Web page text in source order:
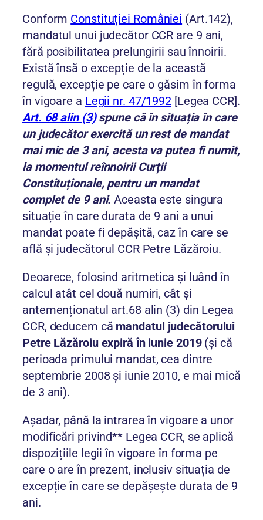
Conform Constituției României (Art.142),
mandatul unui judecător CCR are 9 ani,
fără posibilitatea prelungirii sau înnoirii.
Există însă o excepție de la această
regulă, excepție pe care o găsim în forma
în vigoare a Legii nr. 47/1992 [Legea CCR].
Art. 68 alin (3) spune că în situația în care
un judecător exercită un rest de mandat
mai mic de 3 ani, acesta va putea fi numit,
la momentul reînnoirii Curții
Constituționale, pentru un mandat
complet de 9 ani.Aceasta este singura
situație în care durata de 9 ani a unui
mandat poate fi depășită, caz în care se
află și judecătorul CCR Petre Lăzăroiu.
Deoarece, folosind aritmetica și luând în
calcul atât cel două numiri, cât și
antemenționatul art.68 alin (3) din Legea
CCR, deducem că mandatul judecătorului
Petre Lăzăroiu expiră în iunie 2019(și că
perioada primului mandat, cea dintre
septembrie 2008 și iunie 2010, e mai mică
de 3 ani).
Așadar, până la intrarea în vigoare a unor
modificări privind** Legea CCR, se aplică
dispozițiile legii în vigoare în forma pe
care o are în prezent, inclusiv situația de
excepție în care se depășește durata de 9
ani.